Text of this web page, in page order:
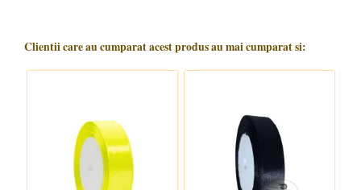
Clientii care au cumparat acest produs au mai cumparat si: